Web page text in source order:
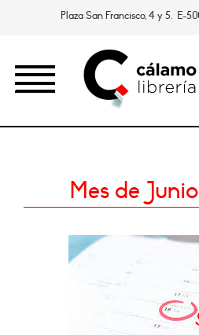
Plaza San Francisco, 4 y 5. E-
Mes de